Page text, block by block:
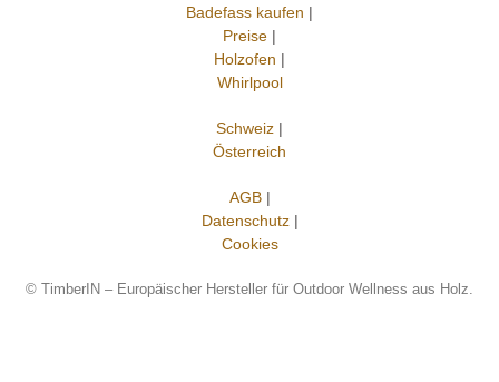
Badefass kaufen |
Preise |
Holzofen |
Whirlpool
Schweiz |
Österreich
AGB|
Datenschutz|
Cookies
© TimberIN – Europäischer Hersteller für Outdoor Wellness aus Holz.